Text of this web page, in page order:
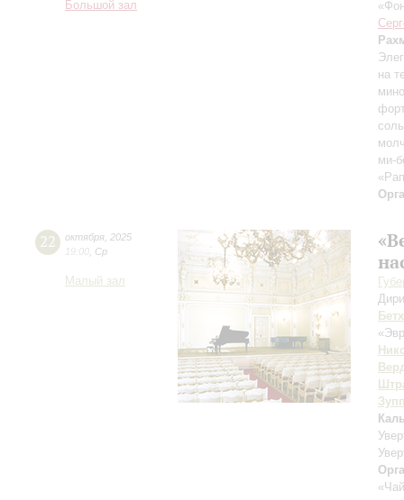
Большой зал
на
ми-
22 октября 2025
19:00 Ср
Малый зал